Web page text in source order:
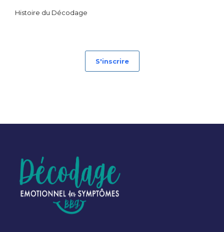
Histoire du Décodage
S'inscrire